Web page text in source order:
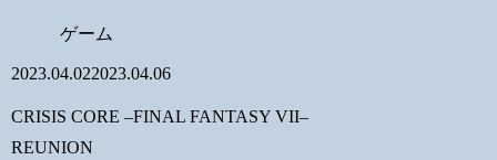
ゲーム
2023.04.022023.04.06
CRISIS CORE –FINAL FANTASY VII–
REUNION